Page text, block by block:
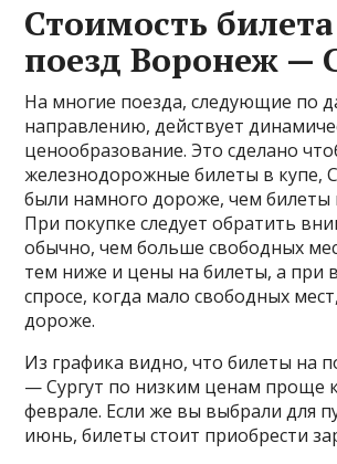
Стоимость
поезд Воронеж —
На многие поезда, следующие по
направлению, действует
ценообразование. Это сделано
железнодорожные билеты в купе,
были намного дороже, чем билеты
При покупке следует обратить
обычно, чем больше свободных
тем ниже и цены на билеты, а при
спросе, когда мало свободных
дороже.
Из графика видно, что билеты на
— Сургут по низким ценам проще
феврале. Если же вы выбрали для
июнь, билеты стоит приобрести